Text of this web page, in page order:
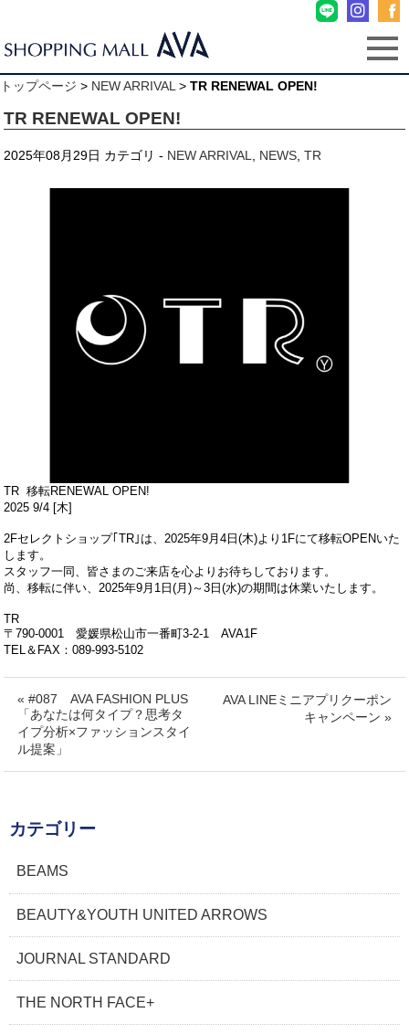
トップページ > NEW ARRIVAL > TR RENEWAL OPEN!
TR RENEWAL OPEN!
2025年08月29日 カテゴリ - NEW ARRIVAL NEWS ,TR
TR 移転RENEWAL OPEN!
2025 9/4 [木]
2Fセレクトショップ｢TR｣ は、2025年9月4日(木)より1Fにて移転OPENいた
します。
スタッフ一同、皆さまのご来店を心よりお待ちしております。
尚、移転に伴い、2025年9月1日(月)～3日(水)の期間は休業いたします。
TR
〒790-0001 愛媛県松山市一番町3-2-1 AVA1F
TEL＆FAX：089-993-5102
« #087 AVA FASHION PLUS
「あなたは何タイプ？思考タ
イプ分析×ファッションスタイ
ル提案」
AVA LINEミニアプリクーポン
キャンペーン »
カテゴリー
BEAMS
BEAUTY&YOUTH UNITED ARROWS
JOURNAL STANDARD
THE NORTH FACE+